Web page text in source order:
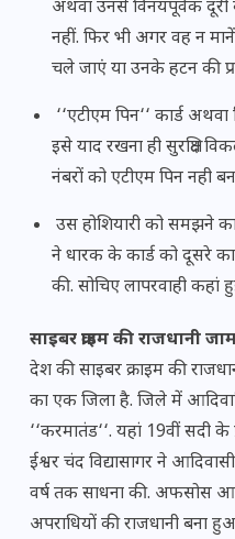
अथवा उनसे विनयपूर्वक
नहीं. फिर भी अगर वह न
चले जाएं या उनके हटन की
‘‘एटीएम पिन‘‘ कार्ड
इसे याद रखना ही सुरक्षित
नंबरों को एटीएम पिन नही
उस होशियारी को समझने
ने धारक के कार्ड को दूसरे
की. सोचिए लापरवाही कहां
साइबर क्राइम की राजधानी
देश की साइबर क्राइम की
का एक जिला है. जिले में
‘‘करमातंड‘‘. यहां 19वीं सदी
ईश्वर चंद विद्यासागर ने
वर्ष तक साधना की. अफसोस
अपराधियों की राजधानी बना